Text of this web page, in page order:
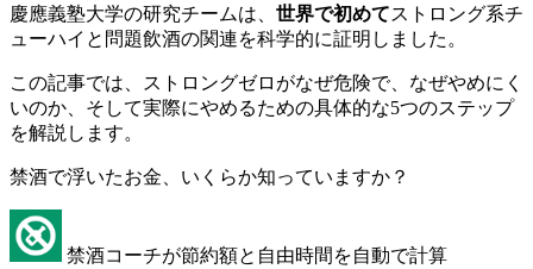
慶應義塾大学の研究チームは、 世界で初めてストロング系チ
ューハイと問題飲酒の関連を科学的に証明しました。
この記事では、ストロングゼロがなぜ危険で、なぜやめにく
いのか、そして実際にやめるための具体的な5つのステップ
を解説します。
禁酒で浮いたお金、いくらか知っていますか？
禁酒コーチが節約額と自由時間を自動で計算